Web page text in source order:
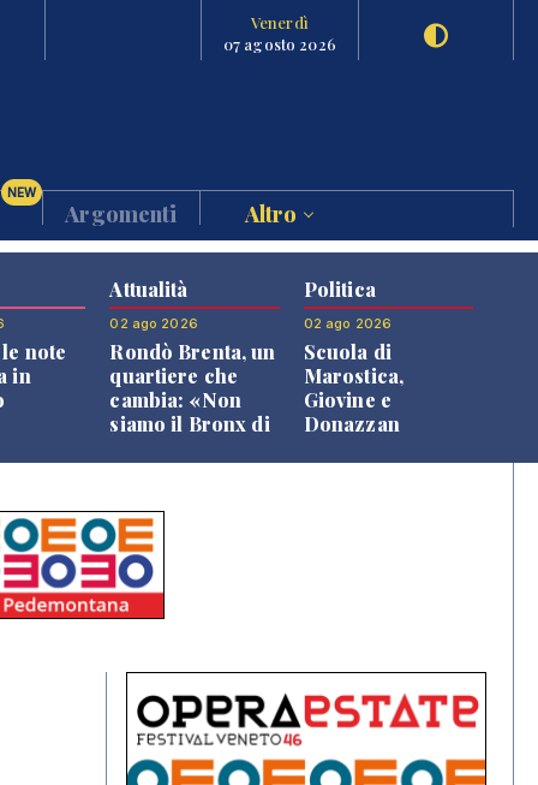
Venerdì
07 agosto 2026
NEW
Argomenti Altro
note
in
Attualità
02 ago 2026
Rondò Brenta, un
quartiere che
cambia: «Non
siamo il Bronx di
Politica
02 ago 2026
Scuola di
Marostica,
Giovine e
Donazzan